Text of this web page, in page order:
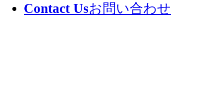
Contact Usお問い合わせ